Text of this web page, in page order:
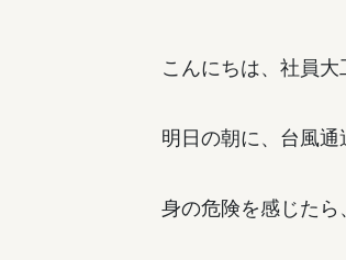
こんにちは、社員大
明日の朝に、台風通
身の危険を感じたら